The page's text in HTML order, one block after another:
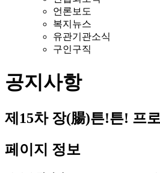
언론보도
복지뉴스
유관기관소식
구인구직
공지사항
제15차 장(腸)튼!튼! 프
페이지 정보